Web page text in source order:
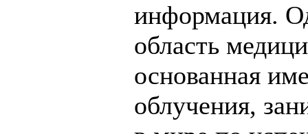
информация.
область
основанная
облучения,